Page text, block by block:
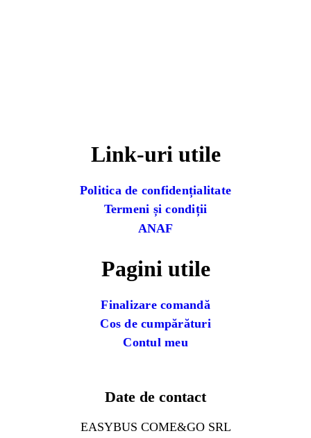
Link-uri utile
Politica de confidențialitate
Termeni și condiții
ANAF
Pagini utile
Finalizare comandă
Cos de cumpărături
Contul meu
Date de contact
EASYBUS COME&GO SRL